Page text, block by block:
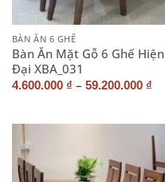
BÀN ĂN 6 GHẾ
Bàn Ăn Mặt Gỗ 6 Ghế Hiện
Đại XBA_031
4.600.000 ₫ – 59.200.000 ₫